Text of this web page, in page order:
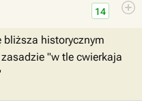
14
bliższa historycznym
"w tle cwierkaja